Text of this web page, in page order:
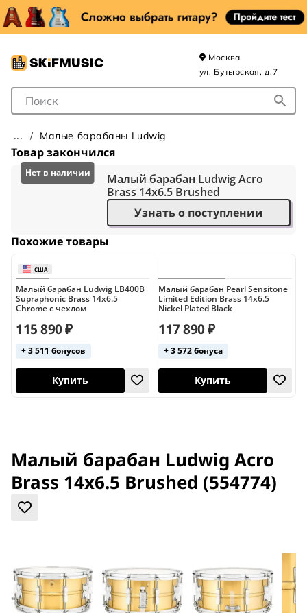
Поле для Поиска
Москва
ул. Бутырская, д.7
Малые барабаны Ludwig
Товар закончился
Малый барабан Ludwig Acro
Brass 14x6.5 Brushed
Узнать о поступлении
Похожие товары
Малый барабан Ludwig LB400B
Supraphonic Brass 14x6.5
Chrome с чехлом
США
115 890 ₽
+ 3 511 бонусов
Малый барабан Pearl Sensitone
Limited Edition Brass 14x6.5
Nickel Plated Black
117 890 ₽
+ 3 572 бонуса
Малый барабан Ludwig Acro
Brass 14x6.5 Brushed (554774)